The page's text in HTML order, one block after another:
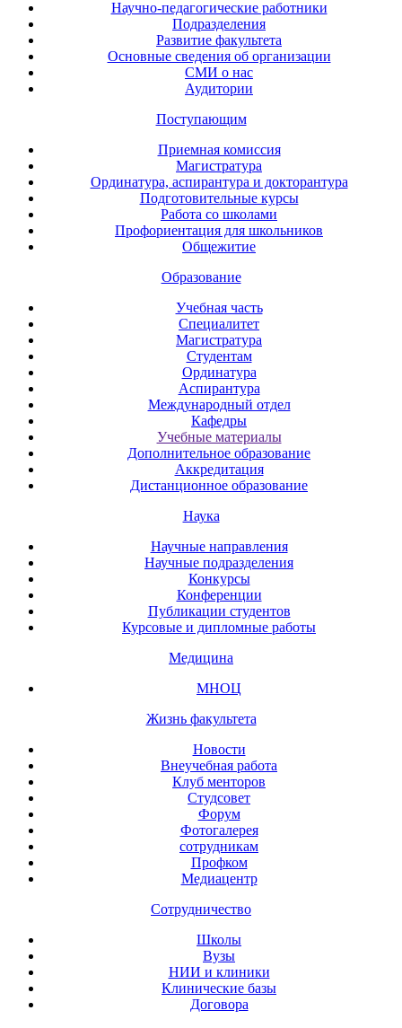
Научно-педагогические работники
Подразделения
Развитие факультета
Основные сведения об организации
СМИ о нас
Аудитории
Поступающим
Приемная комиссия
Магистратура
Ординатура, аспирантура и докторантура
Подготовительные курсы
Работа со школами
Профориентация для школьников
Общежитие
Образование
Учебная часть
Специалитет
Магистратура
Студентам
Ординатура
Аспирантура
Международный отдел
Кафедры
Учебные материалы
Дополнительное образование
Аккредитация
Дистанционное образование
Наука
Научные направления
Научные подразделения
Конкурсы
Конференции
Публикации студентов
Курсовые и дипломные работы
Медицина
МНОЦ
Жизнь факультета
Новости
Внеучебная работа
Клуб менторов
Студсовет
Форум
Фотогалерея
сотрудникам
Профком
Медиацентр
Сотрудничество
Школы
Вузы
НИИ и клиники
Клинические базы
Договора